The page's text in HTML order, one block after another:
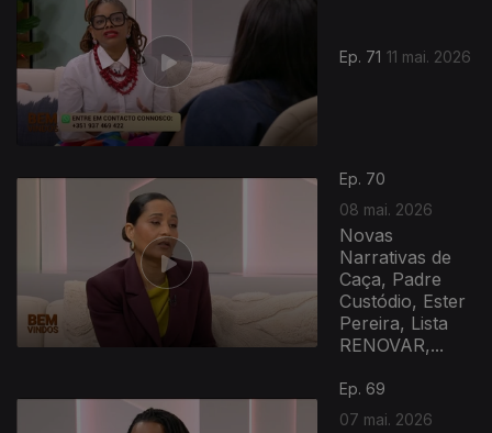
Ep. 71 11 mai. 2026
Ep. 70
08 mai. 2026
Novas
Narrativas de
Caça, Padre
Custódio, Ester
Pereira, Lista
RENOVAR,...
Ep. 69
07 mai. 2026